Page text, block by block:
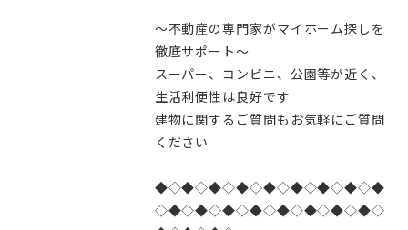
～不動産の専門家がマイホーム探しを
徹底サポート～
スーパー、コンビニ、公園等が近く、
生活利便性は良好です
建物に関するご質問もお気軽にご質問
ください
◆◇◆◇◆◇◆◇◆◇◆◇◆◇◆◇◆
◇◆◇◆◇◆◇◆◇◆◇◆◇◆◇◆◇